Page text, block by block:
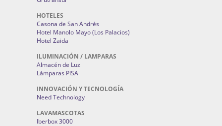
HOTELES
Casona de San Andrés
Hotel Manolo Mayo (Los Palacios)
Hotel Zaida
ILUMINACIÓN / LAMPARAS
Almacén de Luz
Lámparas PISA
INNOVACIÓN Y TECNOLOGÍA
Need Technology
LAVAMASCOTAS
Iberbox 3000